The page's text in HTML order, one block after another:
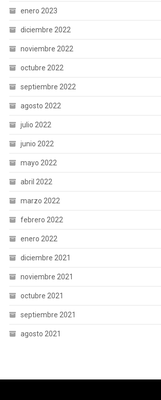
enero 2023
diciembre 2022
noviembre 2022
octubre 2022
septiembre 2022
agosto 2022
julio 2022
junio 2022
mayo 2022
abril 2022
marzo 2022
febrero 2022
enero 2022
diciembre 2021
noviembre 2021
octubre 2021
septiembre 2021
agosto 2021